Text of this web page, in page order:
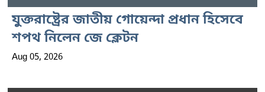
যুক্তরাষ্ট্রের জাতীয় গোয়েন্দা প্রধান হিসেবে
শপথ নিলেন জে ক্লেটন
Aug 05, 2026